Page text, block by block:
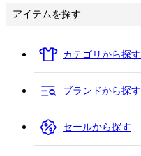
アイテムを探す
カテゴリから探す
ブランドから探す
セールから探す